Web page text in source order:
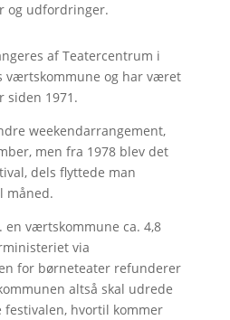
og udfordringer.
af Teatercentrum i
værtskommune og har været
siden 1971.
weekendarrangement,
men fra 1978 blev det
dels flyttede man
måned.
en værtskommune ca. 4,8
via
for børneteater refunderer
altså skal udrede
festivalen, hvortil kommer